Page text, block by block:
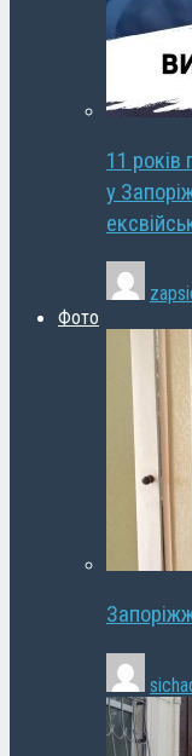
11 років
у
Фото